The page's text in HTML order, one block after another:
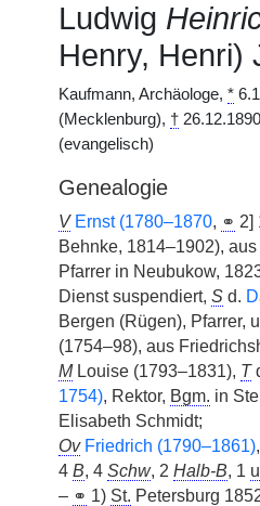
Ludwig
Henry, Henri)
Kaufmann, Archäologe, *
(Mecklenburg), †
(evangelisch)
Genealogie
V Ernst (1780–1870, ⚭ 2]
Behnke, 1814–1902),
Pfarrer in Neubukow,
Dienst suspendiert, S d.
Bergen (Rügen), Pfarrer,
(1754–98), aus
MLouise (1793–1831), T
1754), Rektor, Bgm. in
Elisabeth Schmidt;
Ov Friedrich (1790–1861)
4 B, 4 Schw, 2 Halb-B, 1
– ⚭ 1) St. Petersburg